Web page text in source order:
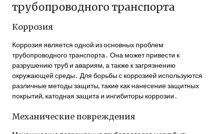
трубопроводного транспорта
Коррозия
Коррозия является одной из основных проблем
трубопроводного транспорта․ Она может привести к
разрушению труб и авариям, а также к загрязнению
окружающей среды․ Для борьбы с коррозией используются
различные методы защиты, такие как нанесение защитных
покрытий, катодная защита и ингибиторы коррозии․
Механические повреждения